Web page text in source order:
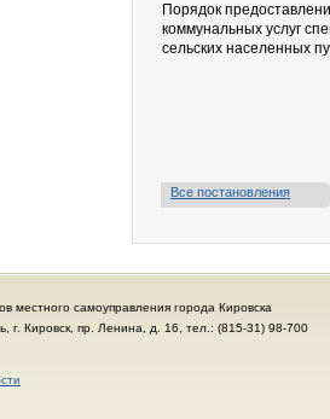
Порядок
коммунальных услуг
сельских населенных
Все постановления
местного самоуправления города Кировска
г. Кировск, пр. Ленина, д. 16, тел.: (815-31) 98-700